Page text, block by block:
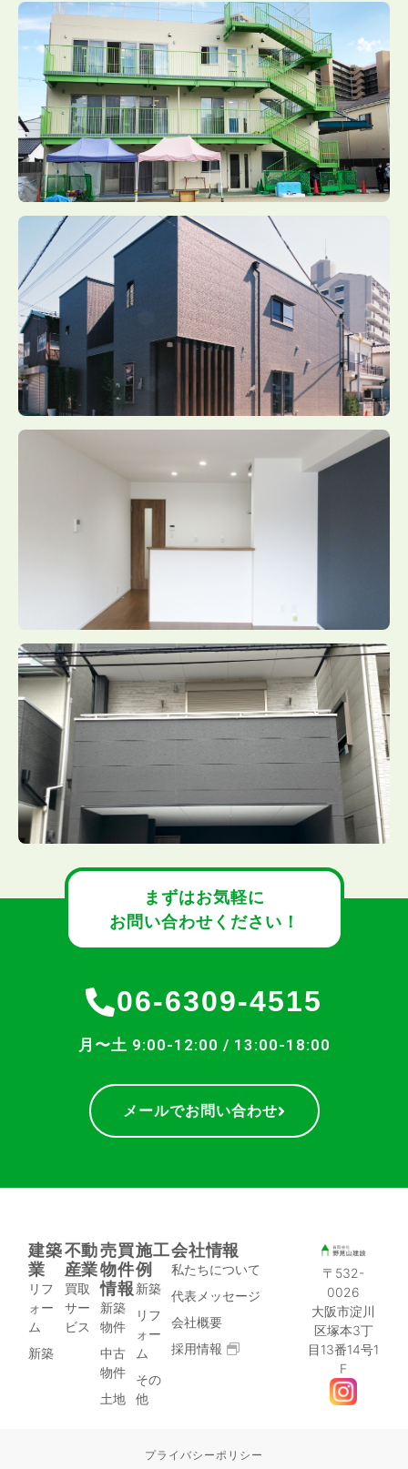
まずはお気軽に
お問い合わせください！
06-6309-4515
月〜土 9:00-12:00 / 13:00-18:00
メールでお問い合わせ
〒532-
0026
大阪市淀川
区塚本3丁
目13番14号1
F
建築
業
リフ
ォー
ム
新築
不動
産業
買取
サー
ビス
売買
物件
情報
新築
物件
中古
物件
土地
施工
例
新築
リフ
ォー
ム
その
他
会社情報
私たちについて
代表メッセージ
会社概要
採用情報
プライバシーポリシー